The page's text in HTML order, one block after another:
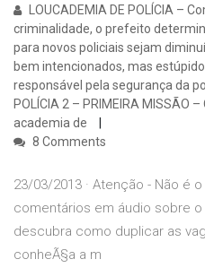
LOUCADEMIA DE POLÍCIA –
criminalidade, o prefeito
para novos policiais sejam
bem intencionados, mas
responsável pela segurança da
POLÍCIA 2 – PRIMEIRA
academia de
8 Comments
23/03/2013 · Atenção - Não é
comentários em áudio sobre
descubra como duplicar as
conheÃ§a a m